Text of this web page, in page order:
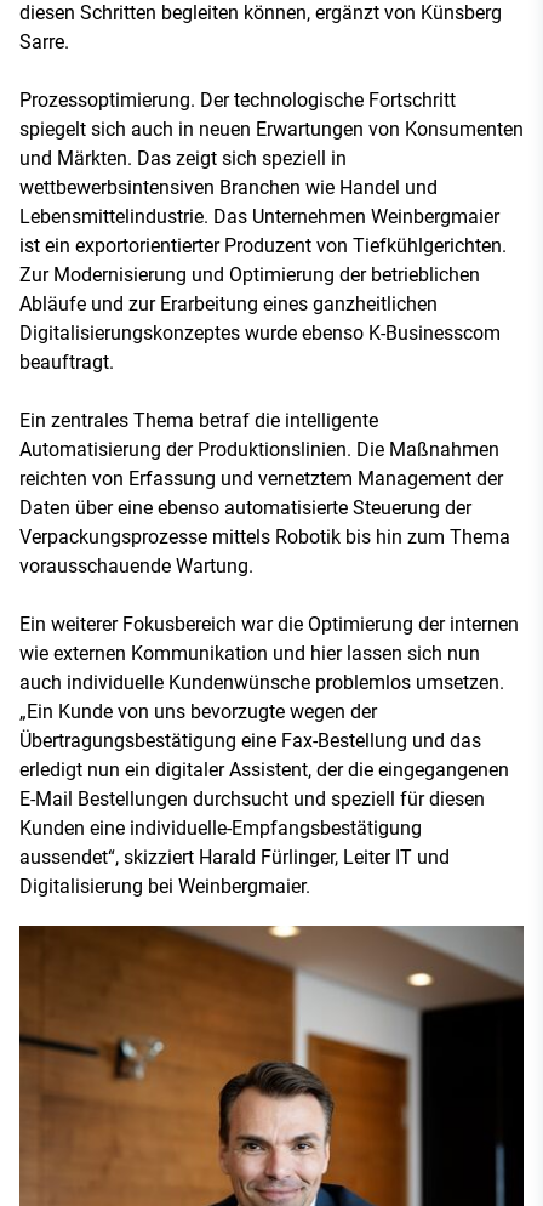
diesen Schritten begleiten können, ergänzt von Künsberg
Sarre.
Prozessoptimierung. Der technologische Fortschritt
spiegelt sich auch in neuen Erwartungen von Konsumenten
und Märkten. Das zeigt sich speziell in
wettbewerbsintensiven Branchen wie Handel und
Lebensmittelindustrie. Das Unternehmen Weinbergmaier
ist ein exportorientierter Produzent von Tiefkühlgerichten.
Zur Modernisierung und Optimierung der betrieblichen
Abläufe und zur Erarbeitung eines ganzheitlichen
Digitalisierungskonzeptes wurde ebenso K-Businesscom
beauftragt.
Ein zentrales Thema betraf die intelligente
Automatisierung der Produktionslinien. Die Maßnahmen
reichten von Erfassung und vernetztem Management der
Daten über eine ebenso automatisierte Steuerung der
Verpackungsprozesse mittels Robotik bis hin zum Thema
vorausschauende Wartung.
Ein weiterer Fokusbereich war die Optimierung der internen
wie externen Kommunikation und hier lassen sich nun
auch individuelle Kundenwünsche problemlos umsetzen.
„Ein Kunde von uns bevorzugte wegen der
Übertragungsbestätigung eine Fax-Bestellung und das
erledigt nun ein digitaler Assistent, der die eingegangenen
E-Mail Bestellungen durchsucht und speziell für diesen
Kunden eine individuelle-Empfangsbestätigung
aussendet“, skizziert Harald Fürlinger, Leiter IT und
Digitalisierung bei Weinbergmaier.